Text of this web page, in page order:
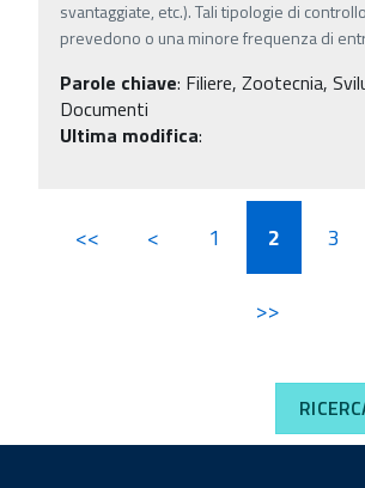
svantaggiate, etc.). Tali tipologie di
prevedono o una minore frequenza di
Parole chiave: Filiere, Zootecnia,
Documenti
Ultima modifica:
<< < 1 2 3
>>